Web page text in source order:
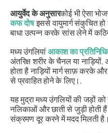
आयुर्वेदके अनुसारकोई भी ऐसा
कफ दोषइससे वायुमार्ग संकुचित
बाधा उत्पन्न करके सांस लेने में
मध्य उंगलियां आकाश का
अंतरिक्ष शरीर के चैनल यानाड़ियों.
होता हैनाड़ियोंमार्ग साफ़ करके
से प्रवाहित होने के लिए।.
यहमुद्रामध्य उंगलियों की जड़ों
नलिकाओं और छाती से जुड़ी होती
संक्रमण दूर करने में मदद मिलती